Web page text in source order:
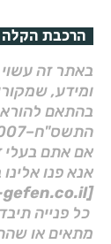
הרכבת הקלה
באתר זה עשוי
ומידע,
התשס"ח–2007.
אם אתם בעלי
אנא פנו
[Manager@gal-gefen.co.il]
כל פנייה
מתאים או